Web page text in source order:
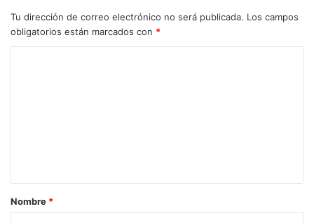
Tu dirección de correo electrónico no será publicada. Los campos
obligatorios están marcados con *
Nombre *